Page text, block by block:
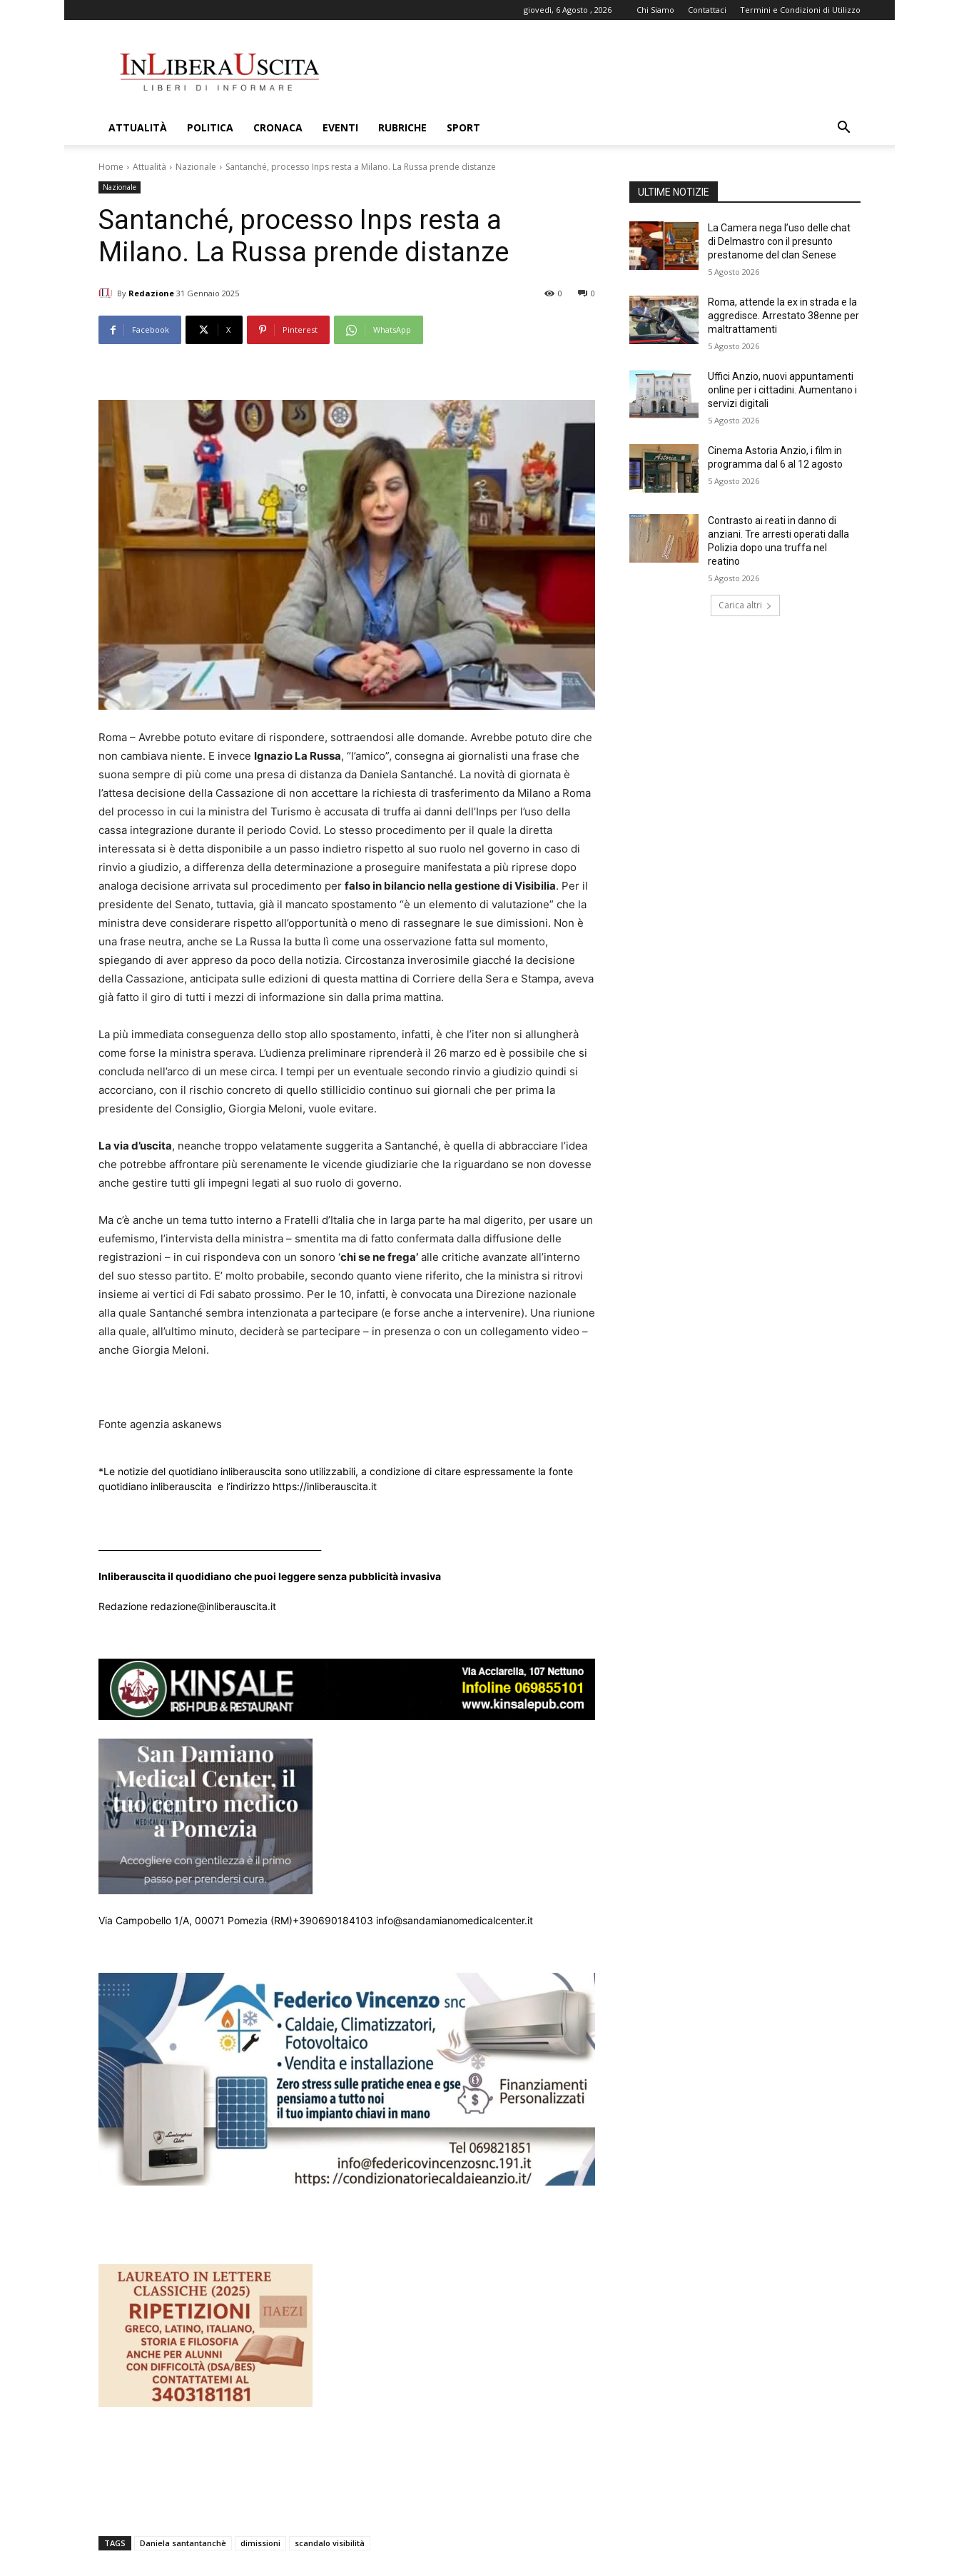
giovedì, 6 Agosto , 2026 Chi Siamo Contattaci Termini e Condizioni di Utilizzo
ATTUALITÀ POLITICA CRONACA EVENTI RUBRICHE SPORT
Home Attualità Nazionale Santanché, processo Inps resta a Milano. La Russa prende distanze
Nazionale
Santanché, processo Inps resta a
Milano. La Russa prende distanze
By Redazione 31 Gennaio 2025 0
0
Facebook X Pinterest WhatsApp
Roma – Avrebbe potuto evitare di rispondere, sottraendosi alle domande. Avrebbe potuto dire che
non cambiava niente. E invece Ignazio La Russa, “l’amico”, consegna ai giornalisti una frase che
suona sempre di più come una presa di distanza da Daniela Santanché. La novità di giornata è
l’attesa decisione della Cassazione di non accettare la richiesta di trasferimento da Milano a Roma
del processo in cui la ministra del Turismo è accusata di truffa ai danni dell’Inps per l’uso della
cassa integrazione durante il periodo Covid. Lo stesso procedimento per il quale la diretta
interessata si è detta disponibile a un passo indietro rispetto al suo ruolo nel governo in caso di
rinvio a giudizio, a differenza della determinazione a proseguire manifestata a più riprese dopo
analoga decisione arrivata sul procedimento per falso in bilancio nella gestione di Visibilia. Per il
presidente del Senato, tuttavia, già il mancato spostamento “è un elemento di valutazione” che la
ministra deve considerare rispetto all’opportunità o meno di rassegnare le sue dimissioni. Non è
una frase neutra, anche se La Russa la butta lì come una osservazione fatta sul momento,
spiegando di aver appreso da poco della notizia. Circostanza inverosimile giacché la decisione
della Cassazione, anticipata sulle edizioni di questa mattina di Corriere della Sera e Stampa, aveva
già fatto il giro di tutti i mezzi di informazione sin dalla prima mattina.
La più immediata conseguenza dello stop allo spostamento, infatti, è che l’iter non si allungherà
come forse la ministra sperava. L’udienza preliminare riprenderà il 26 marzo ed è possibile che si
concluda nell’arco di un mese circa. I tempi per un eventuale secondo rinvio a giudizio quindi si
accorciano, con il rischio concreto di quello stillicidio continuo sui giornali che per prima la
presidente del Consiglio, Giorgia Meloni, vuole evitare.
La via d’uscita, neanche troppo velatamente suggerita a Santanché, è quella di abbracciare l’idea
che potrebbe affrontare più serenamente le vicende giudiziarie che la riguardano se non dovesse
anche gestire tutti gli impegni legati al suo ruolo di governo.
Ma c’è anche un tema tutto interno a Fratelli d’Italia che in larga parte ha mal digerito, per usare un
eufemismo, l’intervista della ministra – smentita ma di fatto confermata dalla diffusione delle
registrazioni – in cui rispondeva con un sonoro ‘chi se ne frega’ alle critiche avanzate all’interno
del suo stesso partito. E’ molto probabile, secondo quanto viene riferito, che la ministra si ritrovi
insieme ai vertici di Fdi sabato prossimo. Per le 10, infatti, è convocata una Direzione nazionale
alla quale Santanché sembra intenzionata a partecipare (e forse anche a intervenire). Una riunione
alla quale, all’ultimo minuto, deciderà se partecipare – in presenza o con un collegamento video –
anche Giorgia Meloni.
Fonte agenzia askanews
*Le notizie del quotidiano inliberauscita sono utilizzabili, a condizione di citare espressamente la fonte
quotidiano inliberauscita e l’indirizzo https://inliberauscita.it
Inliberauscita il quodidiano che puoi leggere senza pubblicità invasiva
Redazione redazione@inliberauscita.it
Via Campobello 1/A, 00071 Pomezia (RM)+390690184103 info@sandamianomedicalcenter.it
TAGS Daniela santantanchè dimissioni scandalo visibilità
ULTIME NOTIZIE
La Camera nega l’uso delle chat
di Delmastro con il presunto
prestanome del clan Senese
5 Agosto 2026
Roma, attende la ex in strada e la
aggredisce. Arrestato 38enne per
maltrattamenti
5 Agosto 2026
Uffici Anzio, nuovi appuntamenti
online per i cittadini. Aumentano i
servizi digitali
5 Agosto 2026
Cinema Astoria Anzio, i film in
programma dal 6 al 12 agosto
5 Agosto 2026
Contrasto ai reati in danno di
anziani. Tre arresti operati dalla
Polizia dopo una truffa nel
reatino
5 Agosto 2026
Carica altri